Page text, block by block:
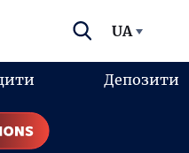
UA
Депозити